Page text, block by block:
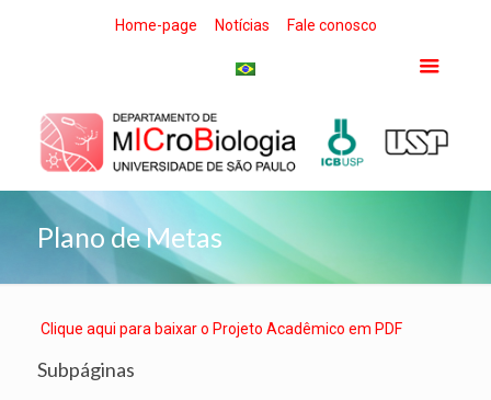
Home-page Notícias Fale conosco
Plano de Metas
Clique aqui para baixar o Projeto Acadêmico em PDF
Subpáginas